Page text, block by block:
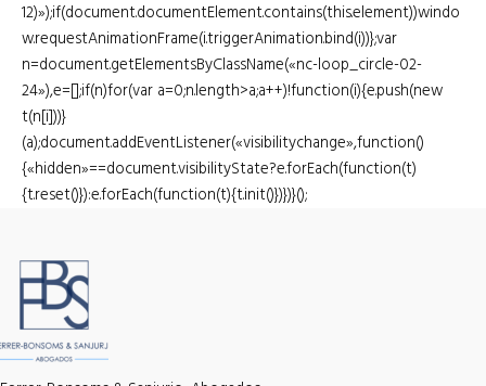
12)»);if(document.documentElement.contains(this.element))windo
w.requestAnimationFrame(i.triggerAnimation.bind(i))};var
n=document.getElementsByClassName(«nc-loop_circle-02-
24»),e=[];if(n)for(var a=0;n.length>a;a++)!function(i){e.push(new
t(n[i]))}
(a);document.addEventListener(«visibilitychange»,function()
{«hidden»==document.visibilityState?e.forEach(function(t)
{t.reset()}):e.forEach(function(t){t.init()})})}();